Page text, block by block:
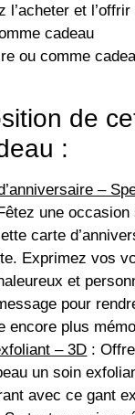
l’acheter et
cadeau
ou comme
de
:
–
une occasion
carte
Exprimez vos
et
pour
encore plus
– 3D :
un soin
avec ce gant